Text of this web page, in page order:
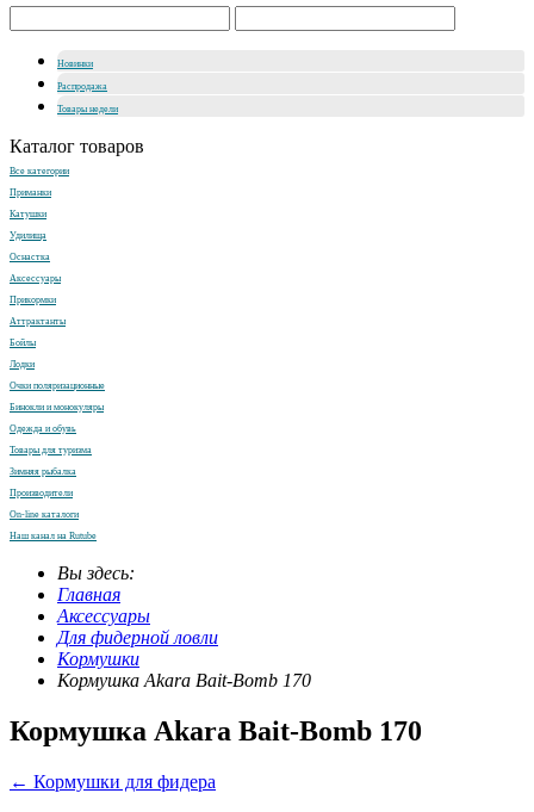
Новинки
Распродажа
Товары недели
Каталог товаров
Все категории
Приманки
Катушки
Удилища
Оснастка
Аксессуары
Прикормки
Аттрактанты
Бойлы
Лодки
Очки поляризационные
Бинокли и монокуляры
Одежда и обувь
Товары для туризма
Зимняя рыбалка
Производители
On-line каталоги
Наш канал на Rutube
Вы здесь:
Главная
Аксессуары
Для фидерной ловли
Кормушки
Кормушка Akara Bait-Bomb 170
Кормушка Akara Bait-Bomb 170
← Кормушки для фидера